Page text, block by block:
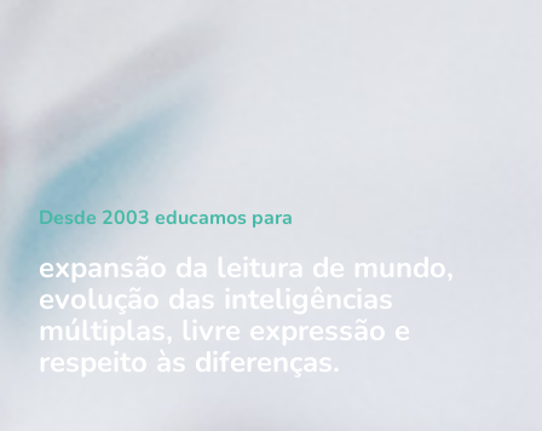
Desde 2003 educamos para
expansão da leitura de mundo,
evolução das inteligências
múltiplas, livre expressão e
respeito às diferenças.